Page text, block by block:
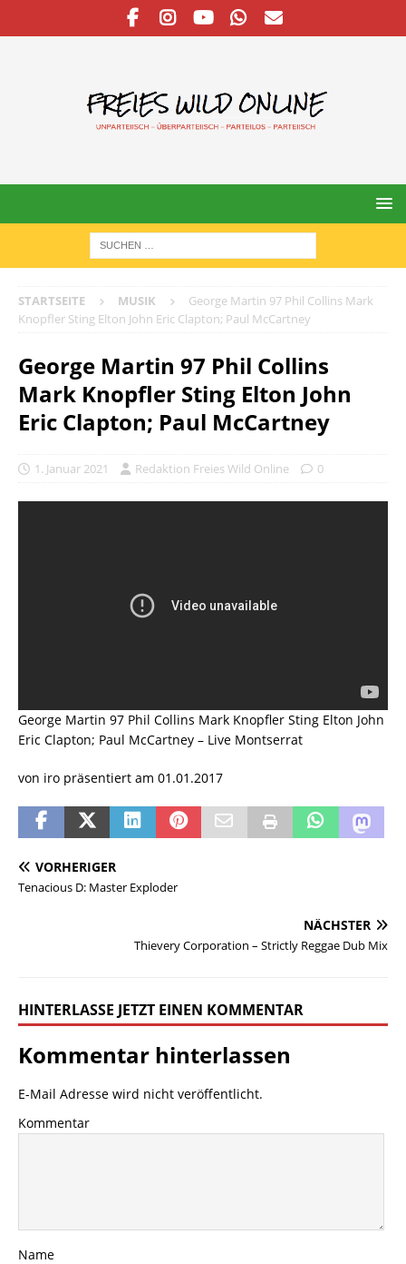
STARTSEITE MUSIK
George Martin 97 Phil Collins Mark
Knopfler Sting Elton John Eric Clapton; Paul McCartney
George Martin 97 Phil Collins
Mark Knopfler Sting Elton John
Eric Clapton; Paul McCartney
1. Januar 2021 Redaktion Freies Wild Online 0
George Martin 97 Phil Collins Mark Knopfler Sting Elton John
Eric Clapton; Paul McCartney – Live Montserrat
von iro präsentiert am 01.01.2017
VORHERIGER
Tenacious D: Master Exploder
NÄCHSTER
Thievery Corporation – Strictly Reggae Dub Mix
HINTERLASSE JETZT EINEN KOMMENTAR
Kommentar hinterlassen
E-Mail Adresse wird nicht veröffentlicht.
Kommentar
Name